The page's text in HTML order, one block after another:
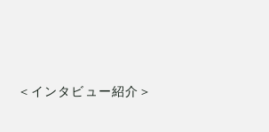
＜インタビュー紹介＞